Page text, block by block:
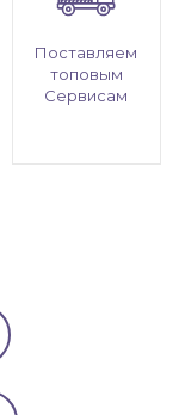
Поставляем
топовым
Сервисам